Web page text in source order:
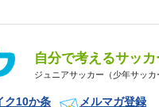
自分で考えるサッカ
ジュニアサッカー（少年サッカ
ク10か条 メルマガ登録